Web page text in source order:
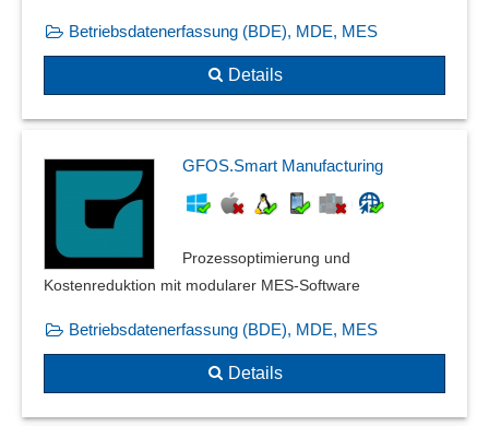
Betriebsdatenerfassung (BDE), MDE, MES
Details
GFOS.Smart Manufacturing
Prozessoptimierung und
Kostenreduktion mit modularer MES-Software
Betriebsdatenerfassung (BDE), MDE, MES
Details